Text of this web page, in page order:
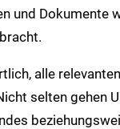
und Dokumente
alle
selten gehen